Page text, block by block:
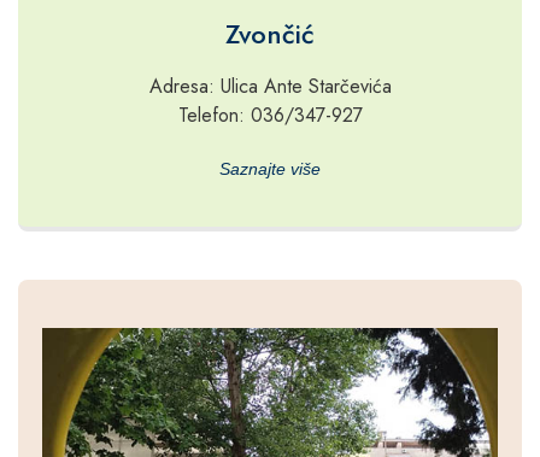
Zvončić
Adresa: Ulica Ante Starčevića
Telefon: 036/347-927
Saznajte više